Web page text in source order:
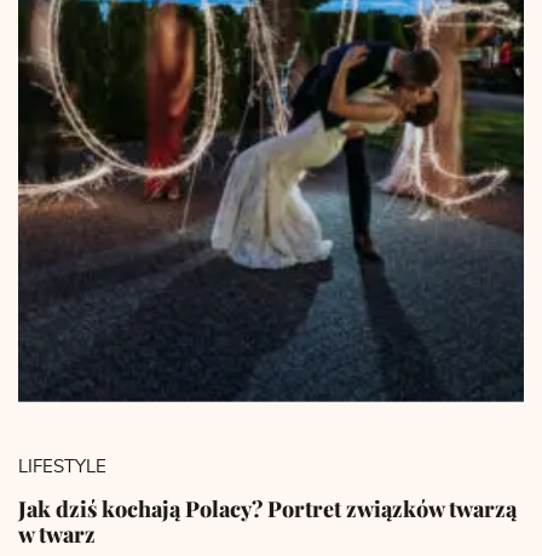
LIFESTYLE
Jak dziś kochają Polacy? Portret związków twarzą
w twarz